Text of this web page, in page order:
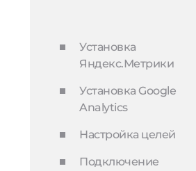
Установка
Яндекс.Метрики
Установка Google
Analytics
Настройка целей
Подключение